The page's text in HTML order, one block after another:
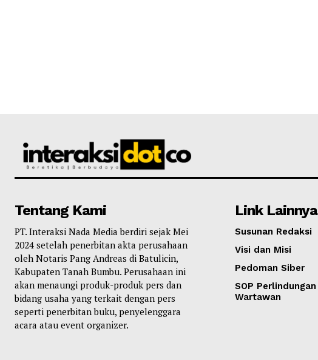
Tentang Kami
PT. Interaksi Nada Media berdiri sejak Mei
2024 setelah penerbitan akta perusahaan
oleh Notaris Pang Andreas di Batulicin,
Kabupaten Tanah Bumbu. Perusahaan ini
akan menaungi produk-produk pers dan
bidang usaha yang terkait dengan pers
seperti penerbitan buku, penyelenggara
acara atau event organizer.
Link Lainnya
Susunan Redaksi
Visi dan Misi
Pedoman Siber
SOP Perlindungan
Wartawan